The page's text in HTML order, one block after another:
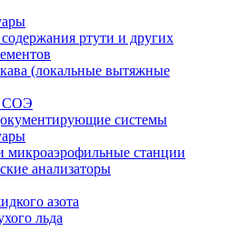
ртути и других
(локальные вытяжные
СОЭ
системы
микроаэрофильные станции
анализаторы
азота
льда